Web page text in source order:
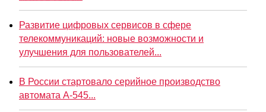
Развитие цифровых сервисов в сфере
телекоммуникаций: новые возможности и
улучшения для пользователей...
В России стартовало серийное производство
автомата А-545...